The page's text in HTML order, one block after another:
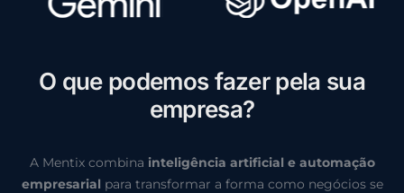
O que podemos fazer pela sua
empresa?
A Mentix combina inteligência artificial e automação
empresarial para transformar a forma como negócios se